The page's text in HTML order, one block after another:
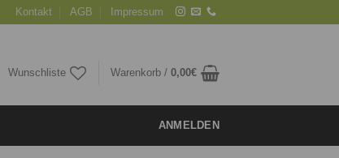
Kontakt AGB Impressum
Wunschliste Warenkorb / 0,00€
ANMELDEN